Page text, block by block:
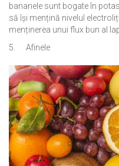
bananele sunt bogate în
să își mențină nivelul
menținerea unui flux bun al
5. Afinele